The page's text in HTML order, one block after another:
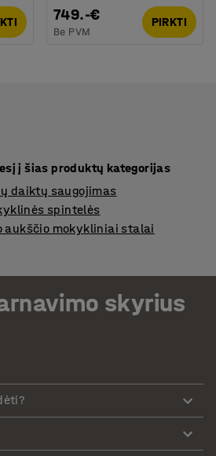
749.-€
Be PVM
PIRKTI
į šias produktų kategorijas
daiktų saugojimas
spintelės
aukščio mokykliniai stalai
skyrius